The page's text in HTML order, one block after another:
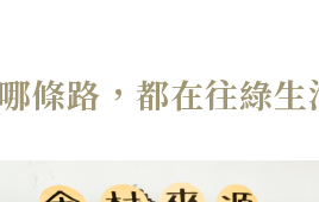
條路，都在往綠生